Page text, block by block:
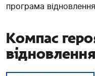
програма
Компас